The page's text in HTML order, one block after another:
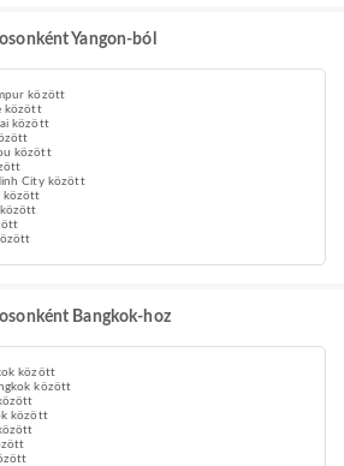
Yangon-ból
között
között
között
között
City között
között
között
Bangkok-hoz
között
között
között